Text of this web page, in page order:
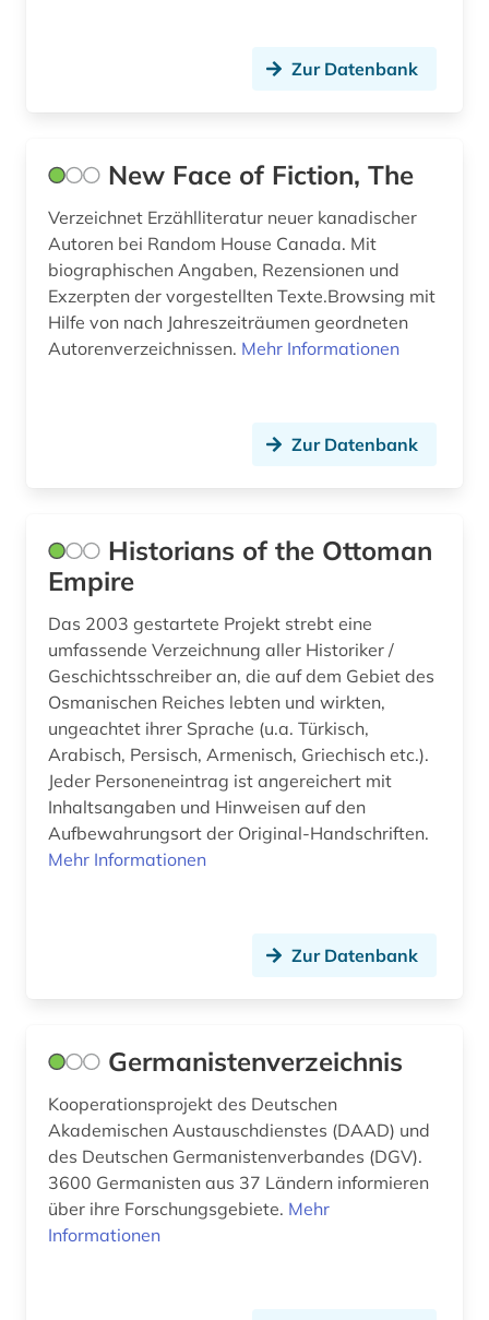
gemälde (2)
gender (1)
genealogie (8)
genealogische tafel (1)
gerontologie (1)
geschichte 1000-2000 (1)
geschichte 1025-1150 (1)
geschichte 1093-1314 (1)
geschichte 1450-1950 (1)
geschichte 1574-1739 (1)
geschichte 1650-1750 (1)
geschichte 1652-1818 (1)
geschichte 1673 ff. (1)
Zur Datenbank
New Face of Fiction, The
Verzeichnet Erzählliteratur neuer kanadischer
Autoren bei Random House Canada. Mit
biographischen Angaben, Rezensionen und
Exzerpten der vorgestellten Texte.Browsing mit
Hilfe von nach Jahreszeiträumen geordneten
Autorenverzeichnissen. Mehr Informationen
Zur Datenbank
Historians of the Ottoman
Empire
Das 2003 gestartete Projekt strebt eine
umfassende Verzeichnung aller Historiker /
Geschichtsschreiber an, die auf dem Gebiet des
Osmanischen Reiches lebten und wirkten,
ungeachtet ihrer Sprache (u.a. Türkisch,
Arabisch, Persisch, Armenisch, Griechisch etc.).
Jeder Personeneintrag ist angereichert mit
Inhaltsangaben und Hinweisen auf den
Aufbewahrungsort der Original-Handschriften.
Mehr Informationen
Zur Datenbank
Germanistenverzeichnis
Kooperationsprojekt des Deutschen
Akademischen Austauschdienstes (DAAD) und
des Deutschen Germanistenverbandes (DGV).
3600 Germanisten aus 37 Ländern informieren
über ihre Forschungsgebiete. Mehr
Informationen